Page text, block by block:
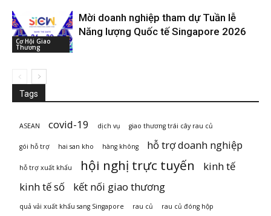
Cơ Hội Giao
Thương
Mời doanh nghiệp tham dự Tuần lễ
Năng lượng Quốc tế Singapore 2026
Tags
ASEAN covid-19 dịch vụ giao thương trái cây rau củ
gói hỗ trợ hai san kho hàng không hỗ trợ doanh nghiệp
hỗ trợ xuất khẩu hội nghị trực tuyến
kinh tế
kinh tế số
kết nối giao thương
quả vải xuất khẩu sang Singapore rau củ rau củ đóng hộp